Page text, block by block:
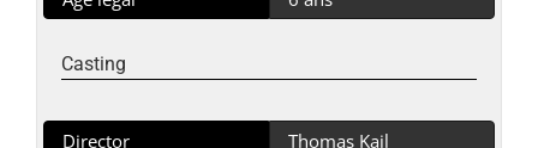
Casting
Director Thomas Kail